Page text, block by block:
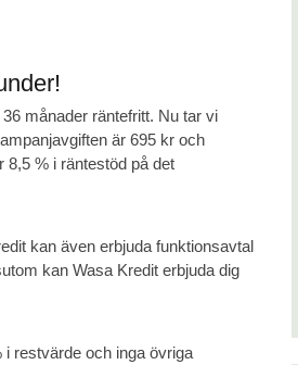
månader räntefritt. Nu tar vi
är 695 kr och
8,5 % i räntestöd på det
kan även erbjuda funktionsavtal
kan Wasa Kredit erbjuda dig
restvärde och inga övriga